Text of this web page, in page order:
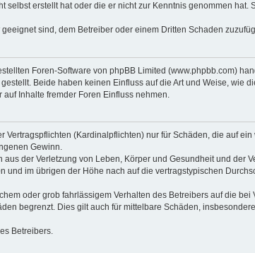
erstellt hat oder die er nicht zur Kenntnis genommen hat.
sind, dem Betreiber oder einem Dritten Schaden
Foren-Software von phpBB Limited (www.phpbb.com)
Beide haben keinen Einfluss auf die Art und Weise, wie
Inhalte fremder Foren Einfluss nehmen.
(Kardinalpflichten) nur für Schäden, die auf
Gewinn.
der Verletzung von Leben, Körper und Gesundheit und der
im übrigen der Höhe nach auf die vertragstypischen
oder grob fahrlässigem Verhalten des Betreibers auf die bei
begrenzt. Dies gilt auch für mittelbare Schäden,
Betreibers.